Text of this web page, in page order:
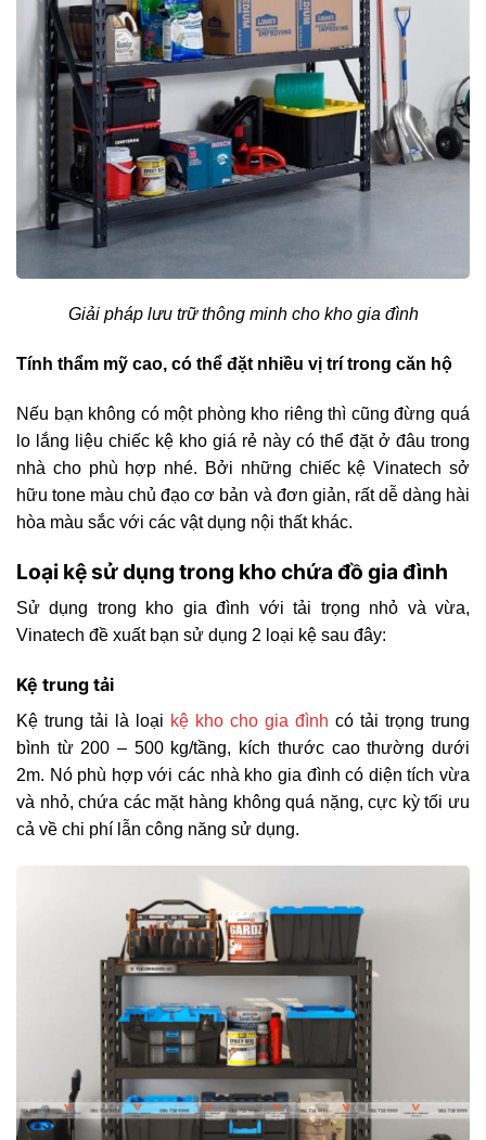
Giải pháp lưu trữ thông minh cho kho gia đình
Tính thẩm mỹ cao, có thể đặt nhiều vị trí trong căn hộ
Nếu bạn không có một phòng kho riêng thì cũng đừng quá
lo lắng liệu chiếc kệ kho giá rẻ này có thể đặt ở đâu trong
nhà cho phù hợp nhé. Bởi những chiếc kệ Vinatech sở
hữu tone màu chủ đạo cơ bản và đơn giản, rất dễ dàng hài
hòa màu sắc với các vật dụng nội thất khác.
Loại kệ sử dụng trong kho chứa đồ gia đình
Sử dụng trong kho gia đình với tải trọng nhỏ và vừa,
Vinatech đề xuất bạn sử dụng 2 loại kệ sau đây:
Kệ trung tải
Kệ trung tải là loại kệ kho cho gia đình có tải trọng trung
bình từ 200 – 500 kg/tầng, kích thước cao thường dưới
2m. Nó phù hợp với các nhà kho gia đình có diện tích vừa
và nhỏ, chứa các mặt hàng không quá nặng, cực kỳ tối ưu
cả về chi phí lẫn công năng sử dụng.